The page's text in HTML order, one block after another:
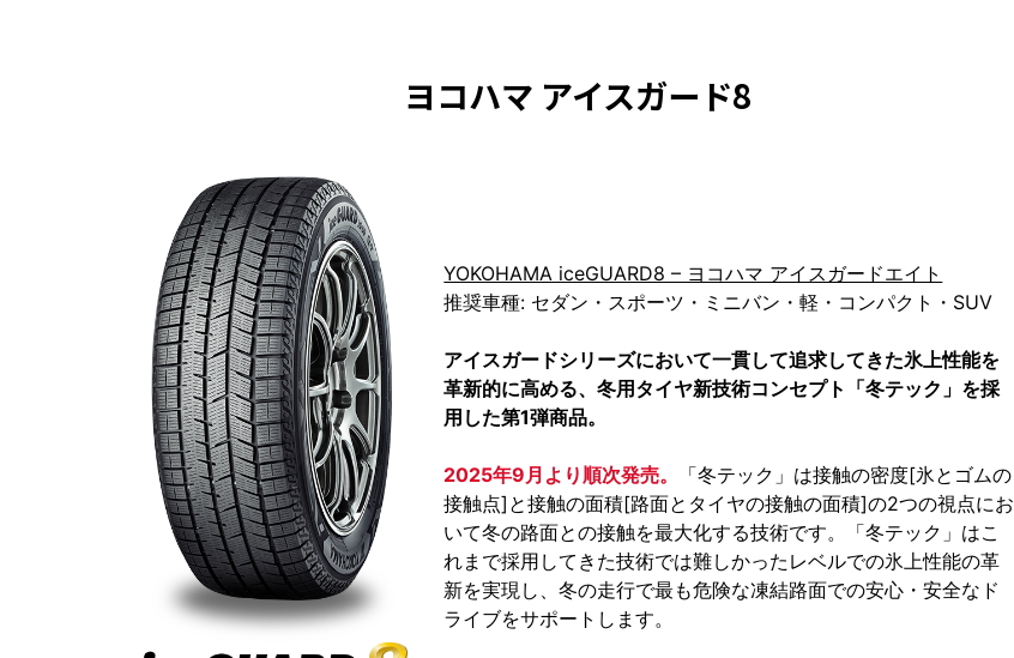
ヨコハマ アイスガード8
YOKOHAMA iceGUARD8 – ヨコハマ アイスガードエイト
推奨車種: セダン・スポーツ・ミニバン・軽・コンパクト・SUV
アイスガードシリーズにおいて一貫して追求してきた氷上性能を
革新的に高める、冬用タイヤ新技術コンセプト「冬テック」を採
用した第1弾商品。
2025年9月より順次発売。
「冬テック」は接触の密度[氷とゴムの
接触点]と接触の面積[路面とタイヤの接触の面積]の2つの視点にお
いて冬の路面との接触を最大化する技術です。「冬テック」はこ
れまで採用してきた技術では難しかったレベルでの氷上性能の革
新を実現し、冬の走行で最も危険な凍結路面での安心・安全なド
ライブをサポートします。